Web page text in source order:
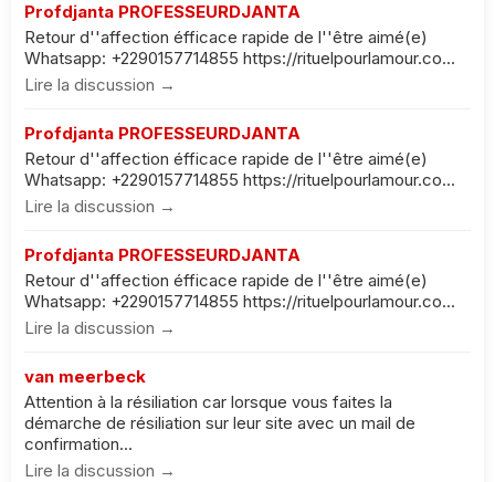
Profdjanta PROFESSEURDJANTA
Retour d''affection éfficace rapide de l''être aimé(e)
Whatsapp: +2290157714855 https://rituelpourlamour.co...
Lire la discussion →
Profdjanta PROFESSEURDJANTA
Retour d''affection éfficace rapide de l''être aimé(e)
Whatsapp: +2290157714855 https://rituelpourlamour.co...
Lire la discussion →
Profdjanta PROFESSEURDJANTA
Retour d''affection éfficace rapide de l''être aimé(e)
Whatsapp: +2290157714855 https://rituelpourlamour.co...
Lire la discussion →
van meerbeck
Attention à la résiliation car lorsque vous faites la
démarche de résiliation sur leur site avec un mail de
confirmation...
Lire la discussion →